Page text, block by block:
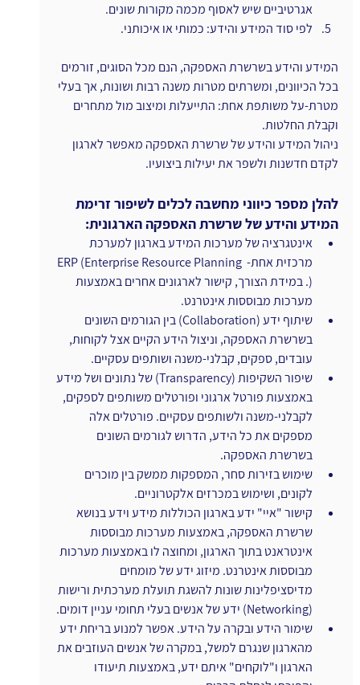
אגרטיביים שיש לאסוף מכמה מקורות שונים.
לפי סוד המידע והידע: כמותי או איכותני.
המידע והידע בשרשרת האספקה, הנם מכל הסוגים, זורמים
בכל הכיוונים, ומשרתים מטרות משנה רבות ושונות, אך בעלי
מטרת-על משותפת אחת: התייעלות ומיצוב מול מתחרים
וקבלת החלטות.
ניהול המידע והידע של שרשרת האספקה מאפשר לארגון
לקדם חדשנות ולשפר את יעילות ביצועיו.
להלן מספר כיווני מחשבה לכלים לשיפור זרימת
המידע והידע של שרשרת האספקה הארגונית:
אינטגרציה של מערכות המידע בארגון למערכת
מרכזית אחת- ERP (Enterprise Resource Planning
). במידת הצורך, קישור לארגונים אחרים באמצעות
מערכות מבוססות אינטרנט.
שיתוף ידע (Collaboration) בין הגורמים השונים
בשרשרת האספקה, וניצול הידע הקיים אצל לקוחות,
עובדים, ספקים, קבלני-משנה ושותפים עסקיים.
שיפור השקיפות (Transparency) של נתונים ושל מידע
באמצעות פורטל ארגוני ופורטלים משותפים לספקים,
לקבלני-משנה ולשותפים עסקיים. פורטלים אלה
מספקים את כל הידע, הדרוש לגורמים השונים
בשרשרת האספקה.
שימוש בזירות סחר, המספקות ממשק בין מוכרים
לקונים, ושימוש במכרזים אלקטרוניים.
קישור "איי" ידע בארגון הכוללות מידע וידע בנושא
שרשרת האספקה, באמצעות מערכות מבוססות
אינטראנט בתוך הארגון, ומחוצה לו באמצעות מערכות
מבוססות אינטרנט. מיזוג ידע של מומחים
מדיסציפלינות שונות להשגת תועלת מערכתית ורישות
(Networking) ידע של אנשים בעלי תחומי עניין דומים.
שימור הידע ובקרה על הידע. אפשר למנוע בריחת ידע
מהארגון שנגרם למשל, במקרה של אנשים העוזבים את
הארגון ו"לוקחים" איתם ידע, באמצעות תיעודו